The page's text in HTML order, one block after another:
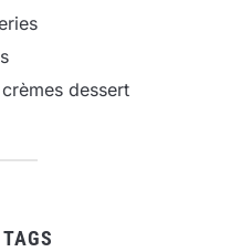
dessert